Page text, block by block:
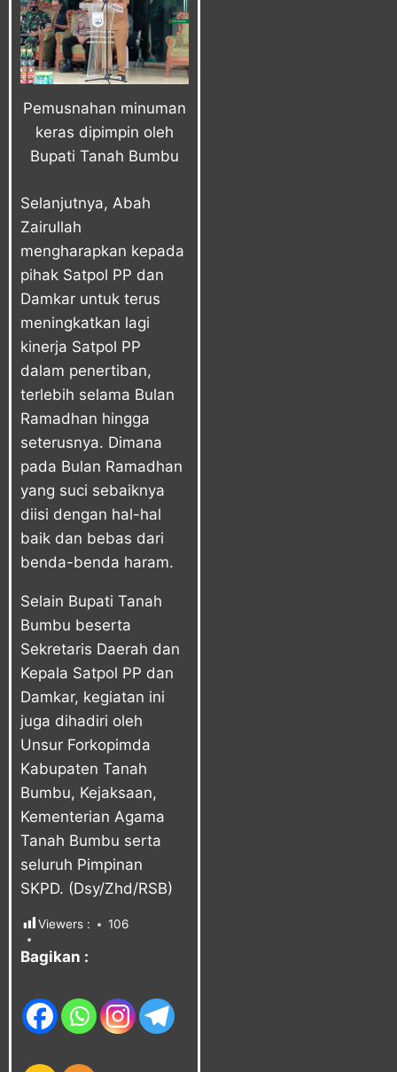
Pemusnahan minuman
keras dipimpin oleh
Bupati Tanah Bumbu
Selanjutnya, Abah
Zairullah
mengharapkan kepada
pihak Satpol PP dan
Damkar untuk terus
meningkatkan lagi
kinerja Satpol PP
dalam penertiban,
terlebih selama Bulan
Ramadhan hingga
seterusnya. Dimana
pada Bulan Ramadhan
yang suci sebaiknya
diisi dengan hal-hal
baik dan bebas dari
benda-benda haram.
Selain Bupati Tanah
Bumbu beserta
Sekretaris Daerah dan
Kepala Satpol PP dan
Damkar, kegiatan ini
juga dihadiri oleh
Unsur Forkopimda
Kabupaten Tanah
Bumbu, Kejaksaan,
Kementerian Agama
Tanah Bumbu serta
seluruh Pimpinan
SKPD. (Dsy/Zhd/RSB)
Viewers : 106
Bagikan :